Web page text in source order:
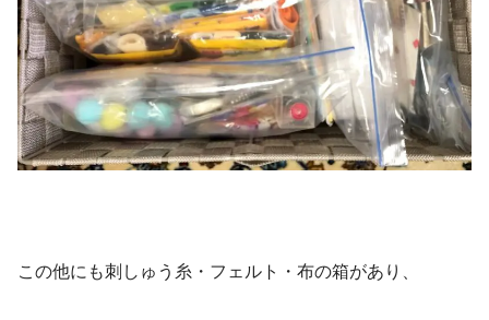
この他にも刺しゅう糸・フェルト・布の箱があり、